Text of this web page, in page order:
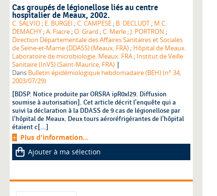
Cas groupés de légionellose liés au centre
hospitalier de Meaux, 2002.
C. SALVIO ; E. BURGEI ;C. CAMPESE ; B. DECLUDT ; M.C.
DEMACHY ;A. Fiacre ;O. Grard ;C. Merle ; J. PORTRON ;
Direction Départementale des Affaires Sanitaires et Sociales
de Seine-et-Marne (DDASS) (Meaux, FRA) ; Hôpital de Meaux.
Laboratoire de microbiologie. Meaux. FRA ; Institut de Veille
Sanitaire (InVS) (Saint-Maurice, FRA) |
Dans Bulletin épidémiologique hebdomadaire (BEH) (n° 34,
2003/07/29)
[BDSP. Notice produite par ORSRA ipR0xI29. Diffusion
soumise à autorisation]. Cet article décrit l'enquête qui a
suivi la déclaration à la DDASS de 9 cas de légionellose par
l'hôpital de Meaux. Deux tours aéroréfrigérantes de l'hôpital
étaient c[...]
Plus d'information...
Ajouter à ma sélection